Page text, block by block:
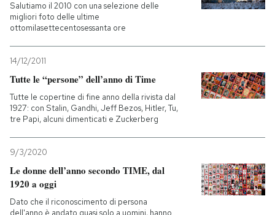
Salutiamo il 2010 con una selezione delle
migliori foto delle ultime
ottomilasettecentosessanta ore
14/12/2011
Tutte le “persone” dell’anno di Time
Tutte le copertine di fine anno della rivista dal
1927: con Stalin, Gandhi, Jeff Bezos, Hitler, Tu,
tre Papi, alcuni dimenticati e Zuckerberg
9/3/2020
Le donne dell’anno secondo TIME, dal
1920 a oggi
Dato che il riconoscimento di persona